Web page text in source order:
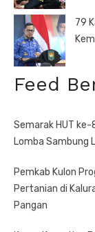
79
Feed
Semarak HUT ke-
Lomba Sambung
Pemkab Kulon
Pertanian di
Pangan